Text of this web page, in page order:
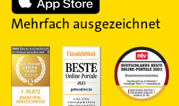
Mehrfach ausgezeichnet